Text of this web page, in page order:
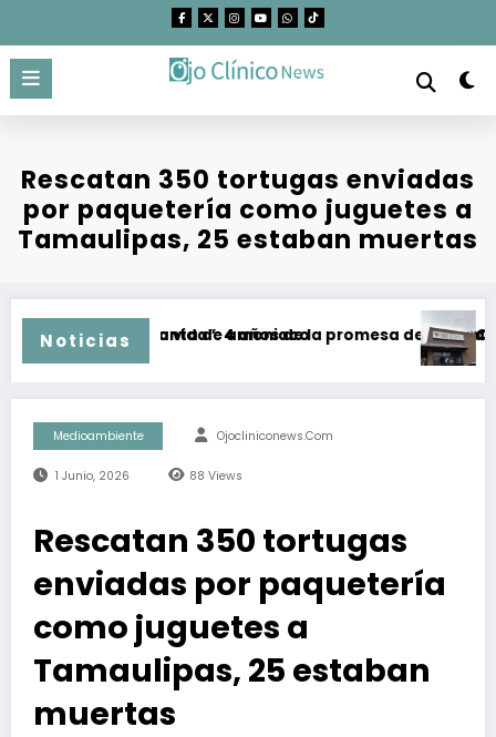
contenido
Rescatan 350 tortugas enviadas
por paquetería como juguetes a
Tamaulipas, 25 estaban muertas
Noticias
planta de amoniaco
para la vida”: 4 años de la promesa de dejar atrás el
CEDHBC
Medioambiente Ojocliniconews.com
1 Junio, 2026 88 Views
Rescatan 350 tortugas
enviadas por paquetería
como juguetes a
Tamaulipas, 25 estaban
muertas